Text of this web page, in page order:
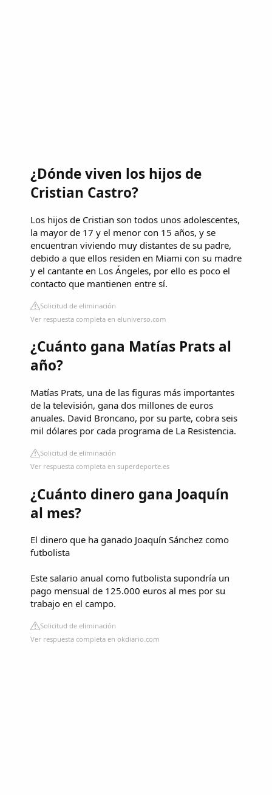
¿Dónde viven los hijos de
Cristian Castro?
Los hijos de Cristian son todos unos adolescentes,
la mayor de 17 y el menor con 15 años, y se
encuentran viviendo muy distantes de su padre,
debido a que ellos residen en Miami con su madre
y el cantante en Los Ángeles, por ello es poco el
contacto que mantienen entre sí.
Solicitud de eliminación
Ver respuesta completa en eluniverso.com
¿Cuánto gana Matías Prats al
año?
Matías Prats, una de las figuras más importantes
de la televisión, gana dos millones de euros
anuales. David Broncano, por su parte, cobra seis
mil dólares por cada programa de La Resistencia.
Solicitud de eliminación
Ver respuesta completa en superdeporte.es
¿Cuánto dinero gana Joaquín
al mes?
El dinero que ha ganado Joaquín Sánchez como
futbolista
Este salario anual como futbolista supondría un
pago mensual de 125.000 euros al mes por su
trabajo en el campo.
Solicitud de eliminación
Ver respuesta completa en okdiario.com